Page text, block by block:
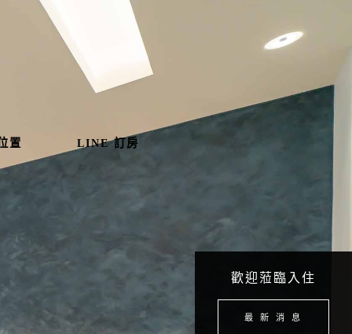
歡迎蒞臨入住
最 新 消 息
置 LINE 訂房